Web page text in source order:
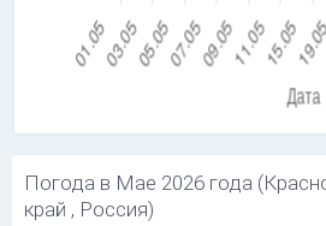
Погода в Мае 2026 года
край , Россия)